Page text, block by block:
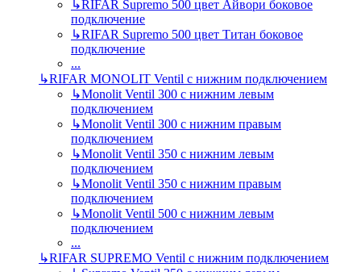
↳RIFAR Supremo 500 цвет Айвори боковое
подключение
↳RIFAR Supremo 500 цвет Титан боковое
подключение
...
↳RIFAR MONOLIT Ventil с нижним подключением
↳Monolit Ventil 300 с нижним левым
подключением
↳Monolit Ventil 300 с нижним правым
подключением
↳Monolit Ventil 350 с нижним левым
подключением
↳Monolit Ventil 350 с нижним правым
подключением
↳Monolit Ventil 500 с нижним левым
подключением
...
↳RIFAR SUPREMO Ventil с нижним подключением